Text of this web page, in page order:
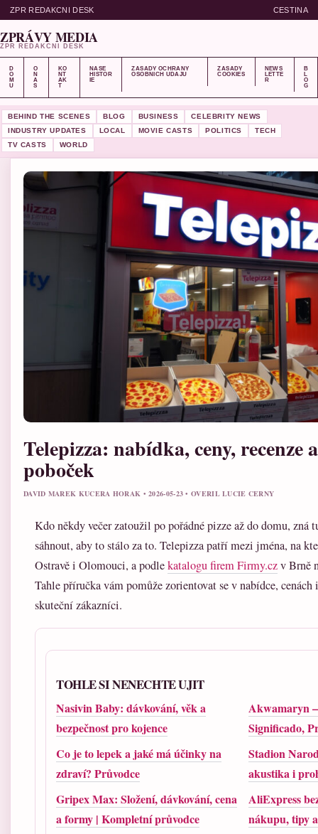
ZPR REDAKCNI DESK CESTINA
ZPRÁVY MEDIA
ZPR REDAKCNI DESK
D
O
M
U
O
N
A
S
KO
NT
AK
T
NASE
HISTOR
IE
ZASADY OCHRANY
OSOBNICH UDAJU
ZASADY
COOKIES
NEWS
LETTE
R
B
L
O
G
BEHIND THE SCENES BLOG BUSINESS
CELEBRITY NEWS
INDUSTRY UPDATES
LOCAL MOVIE CASTS POLITICS
TECH
TV CASTS
WORLD
Telepizza: nabídka, ceny, recenze
poboček
DAVID MAREK KUCERA HORAK • 2026-05-23 • OVERIL LUCIE CERNY
Kdo někdy večer zatoužil po pořádné pizze až do domu, zná
sáhnout, aby to stálo za to. Telepizza patří mezi jména, na
Ostravě i Olomouci, a podlekatalogu firem Firmy.czv Brně
Tahle příručka vám pomůže zorientovat se v nabídce,
skuteční zákazníci.
TOHLE SI NENECHTE UJIT
Nasivin Baby: dávkování, věk a
bezpečnost pro kojence
Akwamaryn
Significado,
Co je to lepek a jaké má účinky na
zdraví? Průvodce
Stadion
akustika i
Gripex Max: Složení, dávkování, cena
a formy | Kompletní průvodce
AliExpress
nákupu, tipy